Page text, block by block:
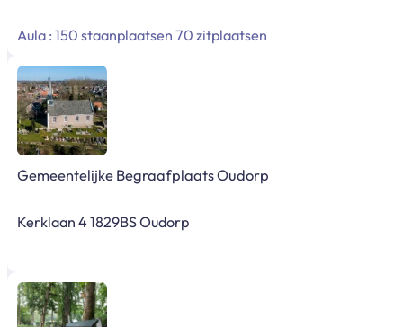
Aula : 150 staanplaatsen 70 zitplaatsen
Gemeentelijke Begraafplaats Oudorp
Kerklaan 4 1829BS Oudorp